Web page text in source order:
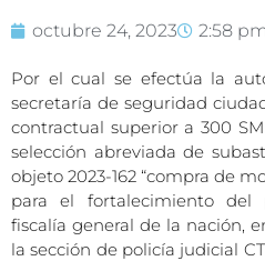
octubre 24, 2023 2:58
Por el cual se efectúa la
secretaría de seguridad
contractual superior a 300
selección abreviada de
objeto 2023-162 “compra de
para el fortalecimiento
fiscalía general de la nación,
la sección de policía judicial